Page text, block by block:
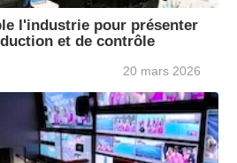
l'industrie pour présenter
et de contrôle
20 mars 2026